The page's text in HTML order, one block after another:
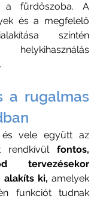
a fürdőszoba. A
és a megfelelő
szintén
a rugalmas
vele együtt az
rendkívül fontos,
tervezésekor
alakíts ki, amelyek
funkciót tudnak